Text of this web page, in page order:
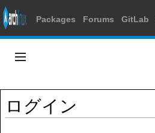
Packages Forums GitLab
ス
メインメニュー
ログイン